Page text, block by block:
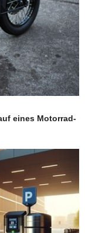
eines Motorrad-